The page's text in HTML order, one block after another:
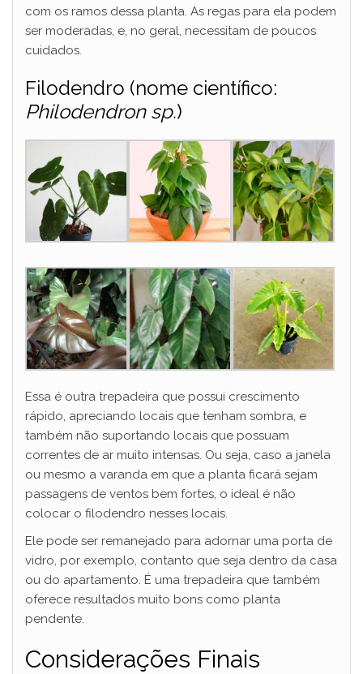
com os ramos dessa planta. As regas para ela podem
ser moderadas, e, no geral, necessitam de poucos
cuidados.
Filodendro (nome científico:
Philodendron sp.)
Essa é outra trepadeira que possui crescimento
rápido, apreciando locais que tenham sombra, e
também não suportando locais que possuam
correntes de ar muito intensas. Ou seja, caso a janela
ou mesmo a varanda em que a planta ficará sejam
passagens de ventos bem fortes, o ideal é não
colocar o filodendro nesses locais.
Ele pode ser remanejado para adornar uma porta de
vidro, por exemplo, contanto que seja dentro da casa
ou do apartamento. É uma trepadeira que também
oferece resultados muito bons como planta
pendente.
Considerações Finais